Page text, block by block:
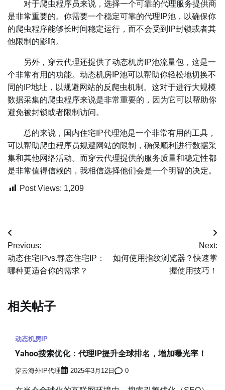
对于爬虫程序员来说，选择一个可靠的代理服务提供商
是非常重要的。你需要一个稳定可靠的代理IP池，以确保你
的爬虫程序能够长时间稳定运行，而不会受到IP封锁或者其
他限制的影响。
另外，穿云代理还提供了动态机房IP池流量包，这是一
个非常有用的功能。动态机房IP池可以帮助你轻松地切换不
同的IP地址，以规避网站的反爬虫机制。这对于进行大规模
数据采集的爬虫程序来说是非常重要的，因为它可以帮助你
避免被封锁或者限制访问。
总的来说，国内住宅IP代理池是一个非常有用的工具，
可以帮助爬虫程序员规避网站的限制，确保顺利进行数据采
集和其他网络活动。而穿云代理提供的服务质量和稳定性都
是非常值得信赖的，我相信选择他们会是一个明智的决定。
Post Views: 1,209
文
章
导
Previous:
动态住宅IPvs.静态住宅IP：
哪种更适合你的需求？
Next:
如何使用指纹浏览器？快速掌
握使用技巧！
相关帖子
动态机房IP
Yahoo搜索优化：代理IP提升全球排名，增加曝光率！
穿云海外IP代理 2025年3月12日 0